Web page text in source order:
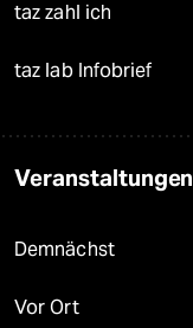
taz zahl ich
taz lab Infobrief
Veranstaltungen
Demnächst
Vor Ort